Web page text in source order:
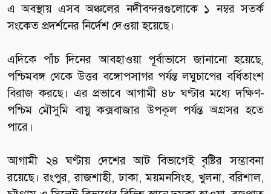
এ অবস্থায় এসব অঞ্চলের নদীবন্দরগুলোকে ১ নম্বর সতর্ক
সংকেত প্রদর্শনের নির্দেশ দেওয়া হয়েছে।
এদিকে পাঁচ দিনের আবহাওয়া পূর্বাভাসে জানানো হয়েছে,
পশ্চিমবঙ্গ থেকে উত্তর বঙ্গোপসাগর পর্যন্ত লঘুচাপের বর্ধিতাংশ
বিরাজ করছে। এর প্রভাবে আগামী ৪৮ ঘণ্টার মধ্যে দক্ষিণ-
পশ্চিম মৌসুমি বায়ু কক্সবাজার উপকূল পর্যন্ত অগ্রসর হতে
পারে।
আগামী ২৪ ঘণ্টায় দেশের আট বিভাগেই বৃষ্টির সম্ভাবনা
রয়েছে। রংপুর, রাজশাহী, ঢাকা, ময়মনসিংহ, খুলনা, বরিশাল,